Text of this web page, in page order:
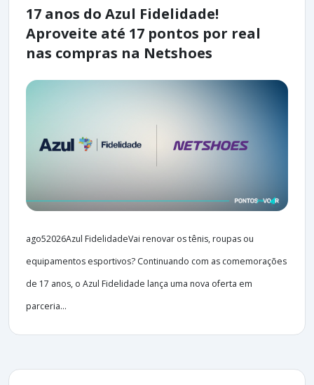
17 anos do Azul Fidelidade!
Aproveite até 17 pontos por real
nas compras na Netshoes
ago52026Azul FidelidadeVai renovar os tênis, roupas ou
equipamentos esportivos? Continuando com as comemorações
de 17 anos, o Azul Fidelidade lança uma nova oferta em
parceria...